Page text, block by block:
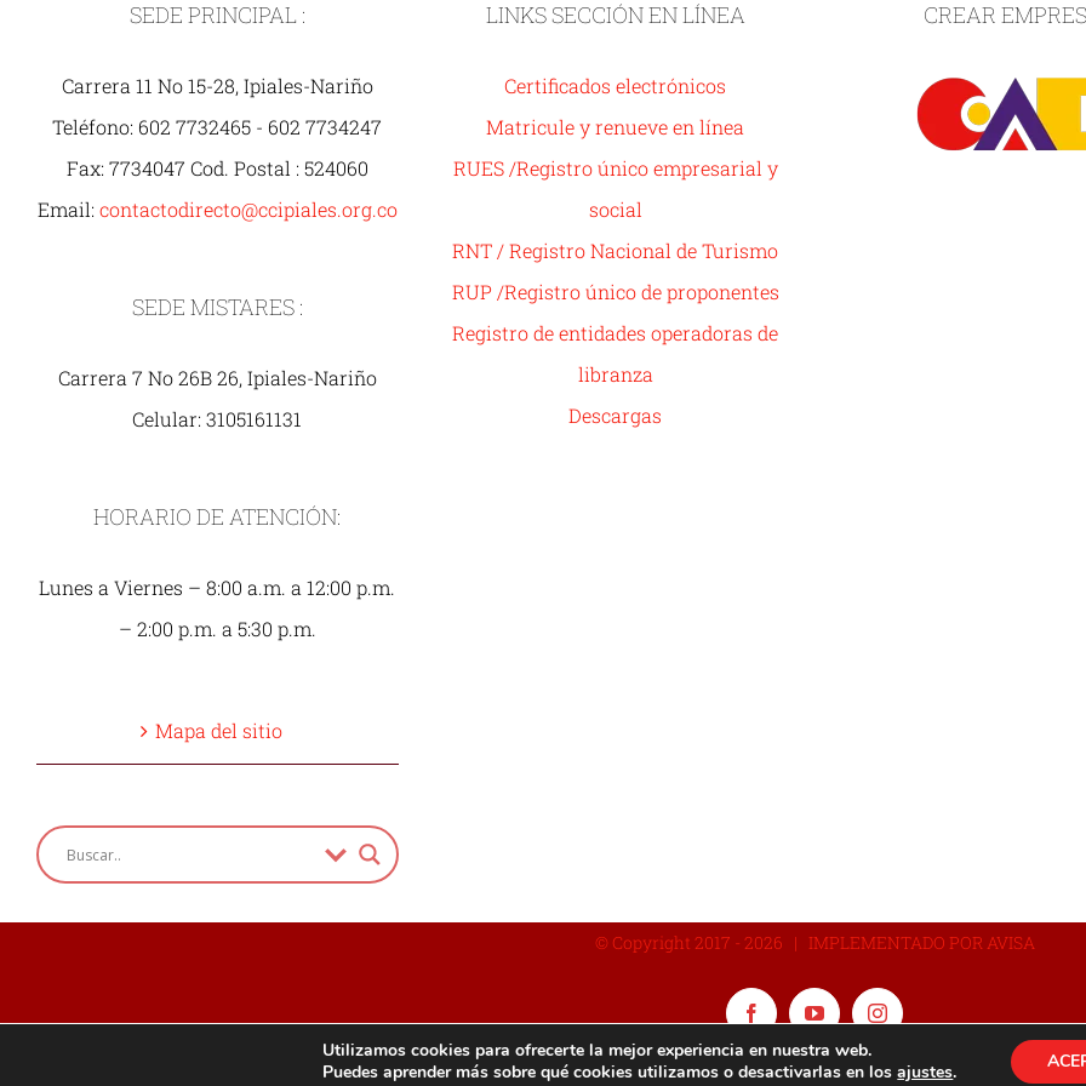
SEDE PRINCIPAL :
Carrera 11 No 15-28, Ipiales-Nariño
Teléfono: 602 7732465 - 602 7734247
Fax: 7734047 Cod. Postal : 524060
Email: contactodirecto@ccipiales.org.co
SEDE MISTARES :
Carrera 7 No 26B 26, Ipiales-Nariño
Celular: 3105161131
HORARIO DE ATENCIÓN:
Lunes a Viernes – 8:00 a.m. a 12:00 p.m.
– 2:00 p.m. a 5:30 p.m.
Mapa del sitio
LINKS SECCIÓN EN LÍNEA
Certificados electrónicos
Matricule y renueve en línea
RUES /Registro único empresarial y
social
RNT / Registro Nacional de Turismo
RUP /Registro único de proponentes
Registro de entidades operadoras de
libranza
Descargas
CREAR
© Copyright 2017 - 2026 | IMPLEMENTADO POR AVISA
FacebookYouTubeInstagram
Utilizamos cookies para ofrecerte la mejor experiencia en nuestra web.
Puedes aprender más sobre qué cookies utilizamos o desactivarlas en losajustes.